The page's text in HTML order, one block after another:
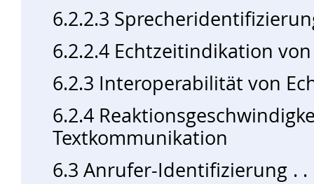
6.2.2.3
6.2.2.4 Echtzeitindikation
6.2.3 Interoperabilität von
6.2.4
Textkommunikation
6.3 Anrufer-Identifizierung